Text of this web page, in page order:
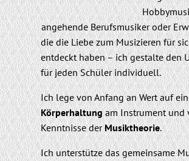
angehende Berufsmusiker oder
die die Liebe zum Musizieren für
entdeckt haben – ich gestalte den
für jeden Schüler individuell.
Ich lege von Anfang an Wert auf
Körperhaltungam Instrument und
Kenntnisse derMusiktheorie.
Ich unterstütze das gemeinsame